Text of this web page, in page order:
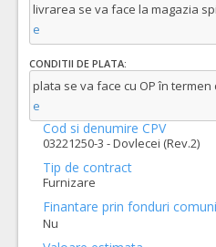
livrarea se va face la magazia
e
CONDITII DE PLATA:
plata se va face cu OP în termen
e
Cod si denumire CPV
03221250-3 - Dovlecei (Rev.2)
Tip de contract
Furnizare
Finantare prin fonduri
Nu